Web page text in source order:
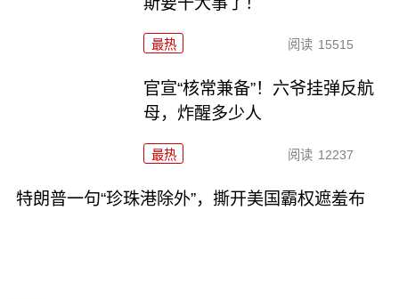
最热 阅读 15515
官宣“核常兼备”！六爷挂弹反航
母，炸醒多少人
最热 阅读 12237
特朗普一句“珍珠港除外”，撕开美国霸权遮羞布